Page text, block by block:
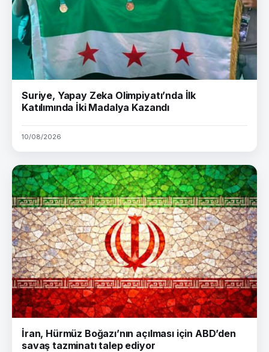
Suriye, Yapay Zeka Olimpiyatı’nda İlk
Katılımında İki Madalya Kazandı
10/08/2026
İran, Hürmüz Boğazı’nın açılması için ABD’den
savaş tazminatı talep ediyor